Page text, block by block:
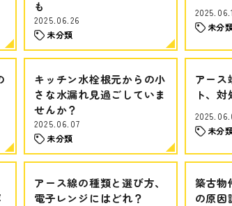
も
2025.06.26
未分類
未分
キッチン水栓根元からの小
さな水漏れ見過ごしていま
せんか？
2025.06.07
未分類
アース
ト、
未分
アース線の種類と選び方、
電子レンジにはどれ？
築古物
の原因